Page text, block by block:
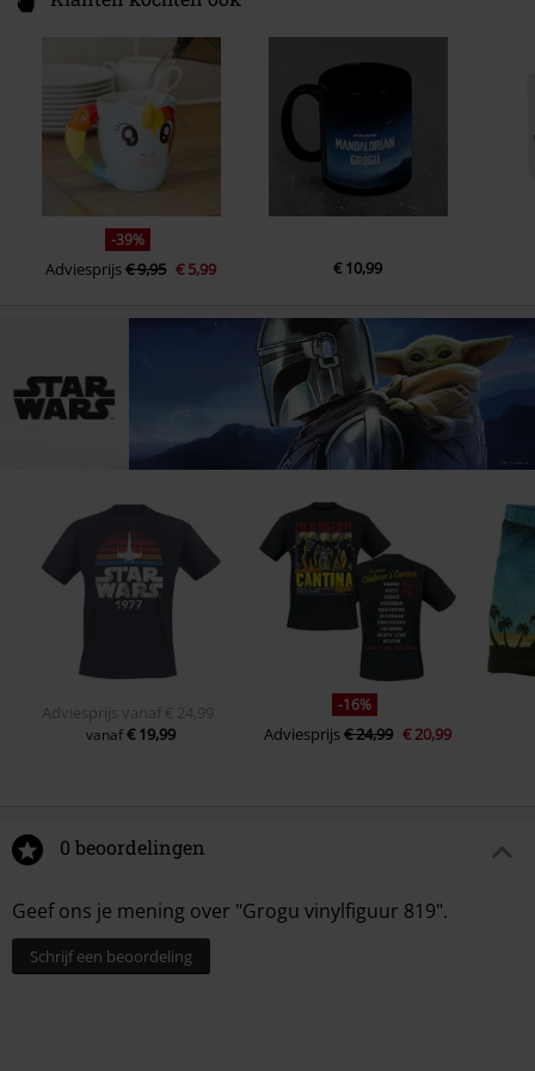
-39%
Adviesprijs€ 9,95 € 5,99 € 10,99
Adviesprijs vanaf € 24,99
vanaf€ 19,99
-16%
Adviesprijs€ 24,99 € 20,99
0 beoordelingen
Geef ons je mening over "Grogu vinylfiguur 819".
Schrijf een beoordeling